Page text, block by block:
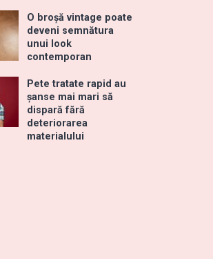
O broșă vintage poate
deveni semnătura
unui look
contemporan
Pete tratate rapid au
șanse mai mari să
dispară fără
deteriorarea
materialului